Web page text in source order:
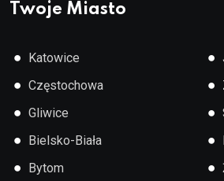
Twoje Miasto
● Katowice
● Częstochowa
● Gliwice
● Bielsko-Biała
● Bytom
●
●
●
●
●